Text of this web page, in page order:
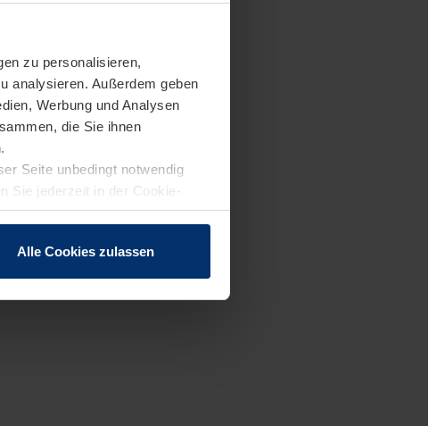
zu personalisieren,
analysieren. Außerdem geben
Werbung und Analysen
die Sie ihnen
Seite unbedingt notwendig
Sie jederzeit in der Cookie-
Alle Cookies zulassen